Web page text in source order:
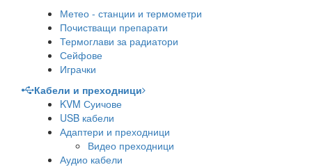
Метео - станции и термометри
Почистващи препарати
Термоглави за радиатори
Сейфове
Играчки
Кабели и преходници
KVM Суичове
USB кабели
Адаптери и преходници
Видео преходници
Аудио кабели